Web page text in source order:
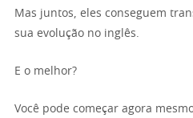
Mas juntos, eles conseguem
sua evolução no inglês.
E o melhor?
Você pode começar agora